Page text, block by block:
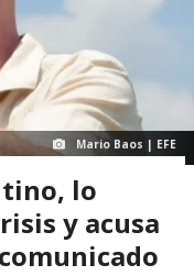
Mario Baos | EFE
lo
y acusa